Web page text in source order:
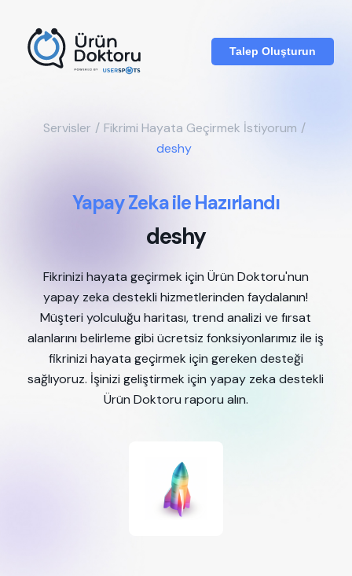
Talep Oluşturun
Servisler / Fikrimi Hayata Geçirmek İstiyorum /
deshy
Yapay Zeka ile Hazırlandı
deshy
Fikrinizi hayata geçirmek için Ürün Doktoru'nun
yapay zeka destekli hizmetlerinden faydalanın!
Müşteri yolculuğu haritası, trend analizi ve fırsat
alanlarını belirleme gibi ücretsiz fonksiyonlarımız ile iş
fikrinizi hayata geçirmek için gereken desteği
sağlıyoruz. İşinizi geliştirmek için yapay zeka destekli
Ürün Doktoru raporu alın.